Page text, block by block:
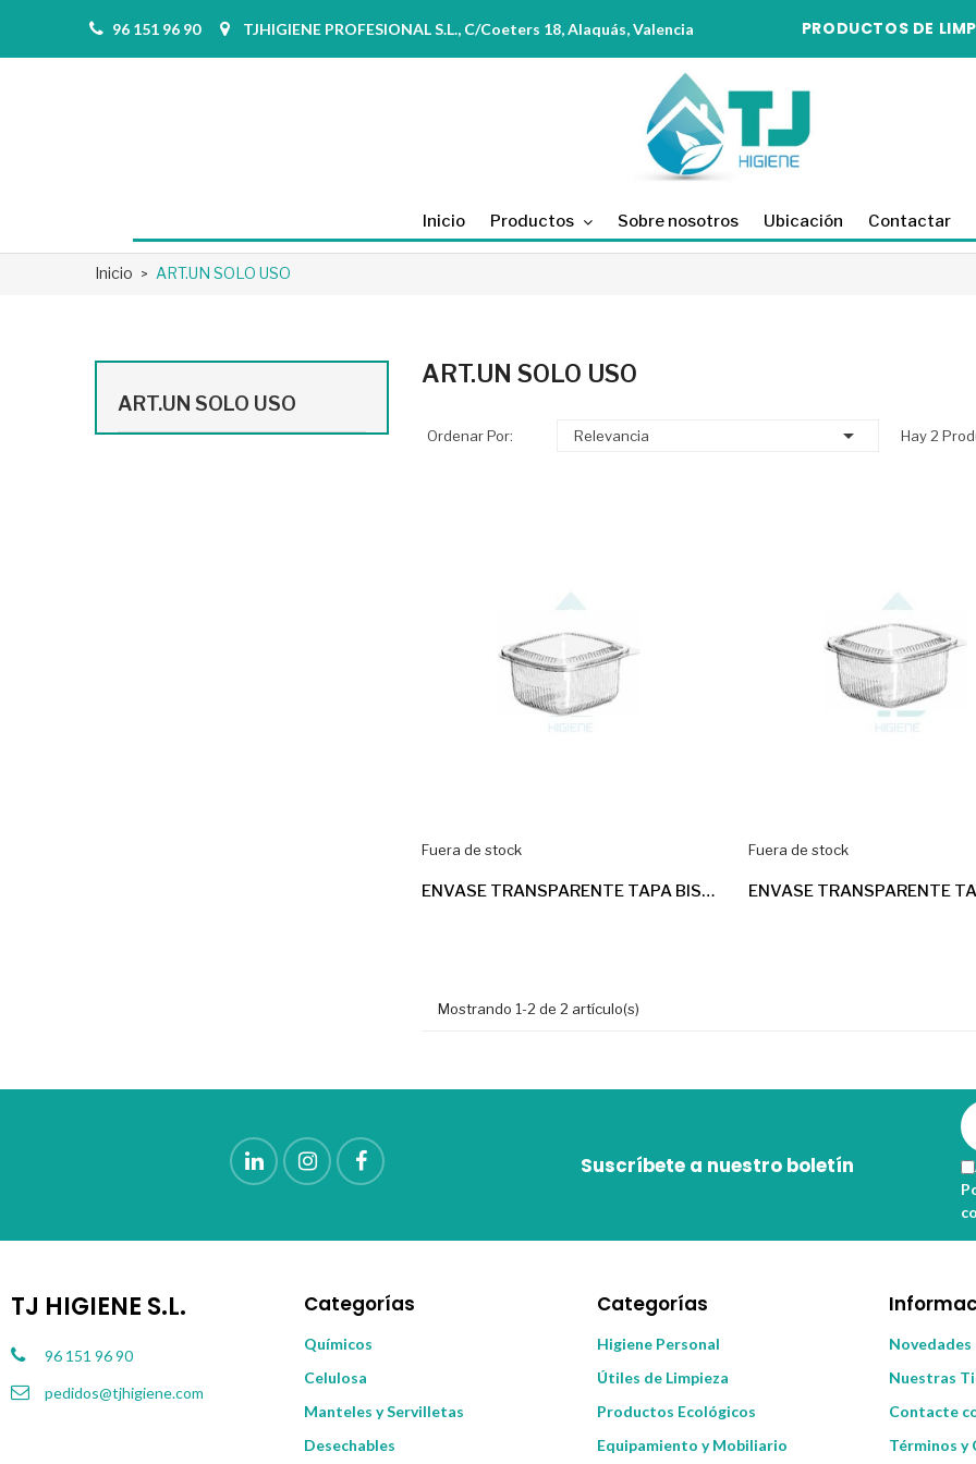
96 151 96 90 TJHIGIENE PROFESIONAL S.L., C/Coeters 18, Alaquás, Valencia PRODUCTOS DE
Inicio Productos Sobre nosotros Ubicación Contactar
Inicio ART.UN SOLO USO
ART.UN SOLO USO
ART.UN SOLO USO
Ordenar Por: Relevancia  Hay 2
Fuera de stock
ENVASE TRANSPARENTE TAPA BISAGRA 375ml 6*50u
Fuera de stock
Mostrando 1-2 de 2 artículo(s)
Suscríbete a nuestro boletín
TJ HIGIENE S.L.
96 151 96 90
pedidos@tjhigiene.com
Categorías
Químicos
Celulosa
Manteles y Servilletas
Desechables
Categorías
Higiene Personal
Útiles de Limpieza
Productos Ecológicos
Equipamiento y Mobiliario
Novedades
Nuestras
Contacte
Términos y